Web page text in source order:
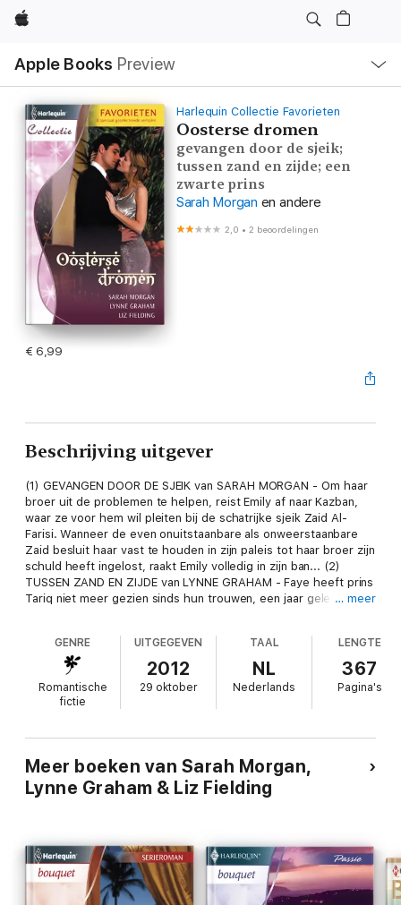
Apple
Apple Books Preview
lokaal
navigatiemenu
Harlequin Collectie Favorieten
Oosterse dromen
gevangen door de sjeik;
tussen zand en zijde; een
zwarte prins
Sarah Morgan en andere
2,0 •2 beoordelingen
€ 6,99
Beschrijving uitgever
(1) GEVANGEN DOOR DE SJEIK van SARAH MORGAN - Om haar
broer uit de problemen te helpen, reist Emily af naar Kazban,
waar ze voor hem wil pleiten bij de schatrijke sjeik Zaid Al-
Farisi. Wanneer de even onuitstaanbare als onweerstaanbare
Zaid besluit haar vast te houden in zijn paleis tot haar broer zijn
schuld heeft ingelost, raakt Emily volledig in zijn ban... (2)
TUSSEN ZAND EN ZIJDE van LYNNE GRAHAM - Faye heeft prins
Tariq niet meer gezien sinds hun trouwen, een jaar geleden. En
Hun huwelijk is immers ontbonden. Maar dat hij zich door haar
bedrogen voelt, komt als een schok! (3) EEN ZWARTE PRINS
van LIZ FIELDING - Om zijn land van de ondergang te redden,
besluit prins Hassan de aandacht op zich te vestigen door Rose
Fenton te ontvoeren. De roodharige journaliste valt als een blok
… meer
GENRE
Romantische
fictie
UITGEGEVEN
2012
29 oktober
TAAL
NL
Nederlands
LENGTE
367
Pagina's
Meer boeken van Sarah Morgan,
Lynne Graham & Liz Fielding